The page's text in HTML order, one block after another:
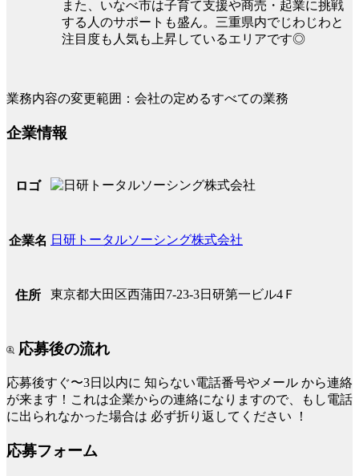
また、いなべ市は子育て支援や商売・起業に挑戦
する人のサポートも盛ん。三重県内でじわじわと
注目度も人気も上昇しているエリアです◎
業務内容の変更範囲：会社の定めるすべての業務
企業情報
ロゴ
企業名 日研トータルソーシング株式会社
住所 東京都大田区西蒲田7-23-3日研第一ビル4Ｆ
応募後の流れ
応募後すぐ〜3日以内に 知らない電話番号やメール から連絡
が来ます！これは企業からの連絡になりますので、もし電話
に出られなかった場合は 必ず折り返してください ！
応募フォーム